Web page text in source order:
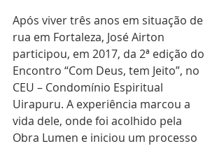
Após viver três anos em situação de
rua em Fortaleza, José Airton
participou, em 2017, da 2ª edição do
Encontro “Com Deus, tem Jeito”, no
CEU – Condomínio Espiritual
Uirapuru. A experiência marcou a
vida dele, onde foi acolhido pela
Obra Lumen e iniciou um processo